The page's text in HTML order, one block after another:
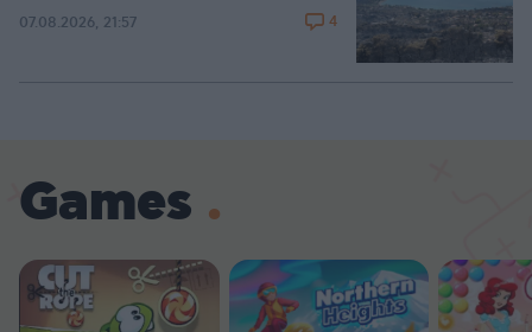
07.08.2026, 21:57 4
Games